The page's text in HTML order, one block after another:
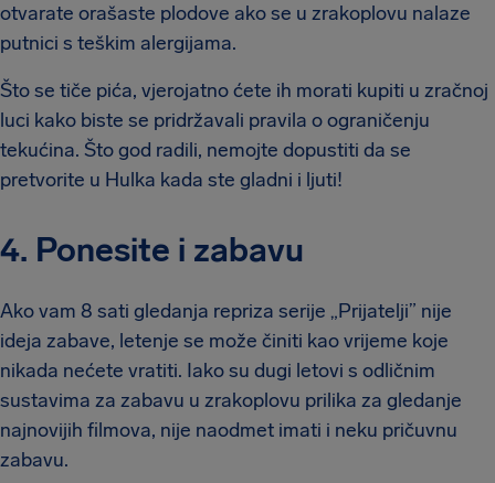
otvarate orašaste plodove ako se u zrakoplovu nalaze
putnici s teškim alergijama.
Što se tiče pića, vjerojatno ćete ih morati kupiti u zračnoj
luci kako biste se pridržavali pravila o ograničenju
tekućina. Što god radili, nemojte dopustiti da se
pretvorite u Hulka kada ste gladni i ljuti!
4. Ponesite i zabavu
Ako vam 8 sati gledanja repriza serije „Prijatelji” nije
ideja zabave, letenje se može činiti kao vrijeme koje
nikada nećete vratiti. Iako su dugi letovi s odličnim
sustavima za zabavu u zrakoplovu prilika za gledanje
najnovijih filmova, nije naodmet imati i neku pričuvnu
zabavu.